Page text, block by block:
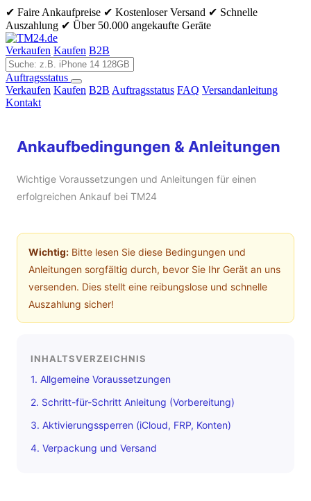
✔ Faire Ankaufpreise ✔ Kostenloser Versand ✔ Schnelle
Auszahlung ✔ Über 50.000 angekaufte Geräte
Verkaufen Kaufen B2B
Auftragsstatus
Verkaufen Kaufen B2B Auftragsstatus FAQ Versandanleitung
Kontakt
Ankaufbedingungen & Anleitungen
Wichtige Voraussetzungen und Anleitungen für einen
erfolgreichen Ankauf bei TM24
Wichtig: Bitte lesen Sie diese Bedingungen und
Anleitungen sorgfältig durch, bevor Sie Ihr Gerät an uns
versenden. Dies stellt eine reibungslose und schnelle
Auszahlung sicher!
INHALTSVERZEICHNIS
1. Allgemeine Voraussetzungen
2. Schritt-für-Schritt Anleitung (Vorbereitung)
3. Aktivierungssperren (iCloud, FRP, Konten)
4. Verpackung und Versand